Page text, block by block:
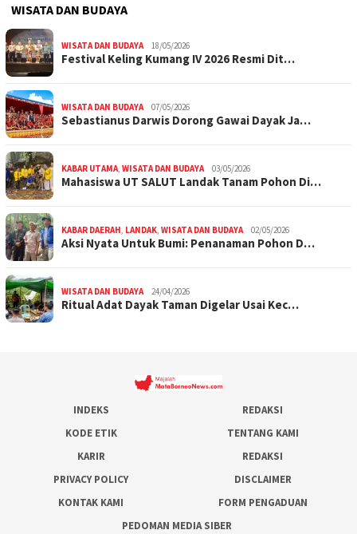
WISATA DAN BUDAYA
WISATA DAN BUDAYA 18/05/2026
Festival Keling Kumang IV 2026 Resmi Dit…
WISATA DAN BUDAYA 07/05/2026
Sebastianus Darwis Dorong Gawai Dayak Ja…
KABAR UTAMA, WISATA DAN BUDAYA 03/05/2026
Mahasiswa UT SALUT Landak Tanam Pohon Di…
KABAR DAERAH, LANDAK, WISATA DAN BUDAYA 02/05/2026
Aksi Nyata Untuk Bumi: Penanaman Pohon D…
WISATA DAN BUDAYA 24/04/2026
Ritual Adat Dayak Taman Digelar Usai Kec…
INDEKS
REDAKSI
KODE ETIK
TENTANG KAMI
KARIR
REDAKSI
PRIVACY POLICY
DISCLAIMER
KONTAK KAMI
FORM PENGADUAN
PEDOMAN MEDIA SIBER